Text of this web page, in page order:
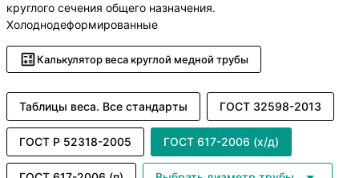
круглого сечения общего назначения.
Холоднодеформированные
Калькулятор веса круглой медной трубы
Таблицы веса. Все стандарты ГОСТ 32598-2013
ГОСТ Р 52318-2005 ГОСТ 617-2006 (х/д)